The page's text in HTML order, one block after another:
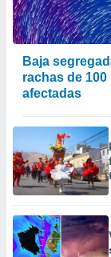
Baja
rachas de
afectadas